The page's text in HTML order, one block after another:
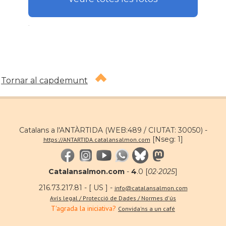
Tornar al capdemunt
Catalans a l'ANTÀRTIDA (WEB:489 / CIUTAT: 30050) -
https://ANTARTIDA.catalansalmon.com [Nseg: 1]
Catalansalmon.com - 4.0 [02·2025]
216.73.217.81 - [ US ] - info@catalansalmon.com
Avís legal / Protecció de Dades / Normes d'ús
T'agrada la iniciativa? Convida'ns a un café